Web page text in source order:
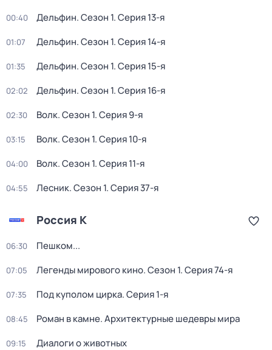
00:40 Дельфин. Сезон 1. Серия 13-я
01:07 Дельфин. Сезон 1. Серия 14-я
01:35 Дельфин. Сезон 1. Серия 15-я
02:02 Дельфин. Сезон 1. Серия 16-я
02:30 Волк. Сезон 1. Серия 9-я
03:15 Волк. Сезон 1. Серия 10-я
04:00 Волк. Сезон 1. Серия 11-я
04:55 Лесник. Сезон 1. Серия 37-я
Россия К
06:30 Пешком...
07:05 Легенды мирового кино. Сезон 1. Серия 74-я
07:35 Под куполом цирка. Серия 1-я
08:45 Роман в камне. Архитектурные шедевры мира
09:15 Диалоги о животных